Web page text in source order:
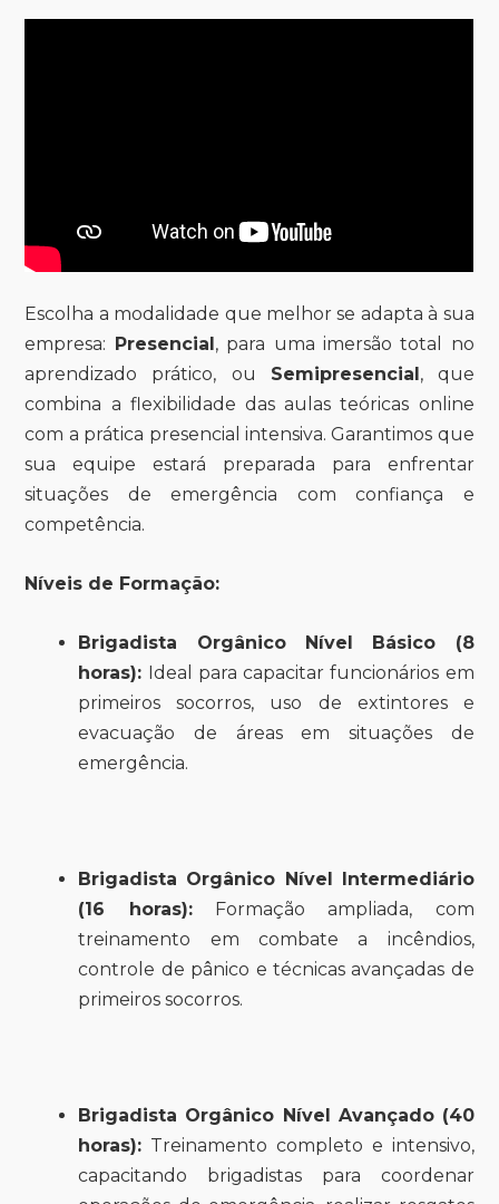
Escolha a modalidade que melhor se adapta à sua
empresa: Presencial, para uma imersão total no
aprendizado prático, ou Semipresencial, que
combina a flexibilidade das aulas teóricas online
com a prática presencial intensiva. Garantimos que
sua equipe estará preparada para enfrentar
situações de emergência com confiança e
competência.
Níveis de Formação:
Brigadista Orgânico Nível Básico (8
horas): Ideal para capacitar funcionários em
primeiros socorros, uso de extintores e
evacuação de áreas em situações de
emergência.
Brigadista Orgânico Nível Intermediário
(16 horas):Formação ampliada, com
treinamento em combate a incêndios,
controle de pânico e técnicas avançadas de
primeiros socorros.
Brigadista Orgânico Nível Avançado (40
horas): Treinamento completo e intensivo,
capacitando brigadistas para coordenar